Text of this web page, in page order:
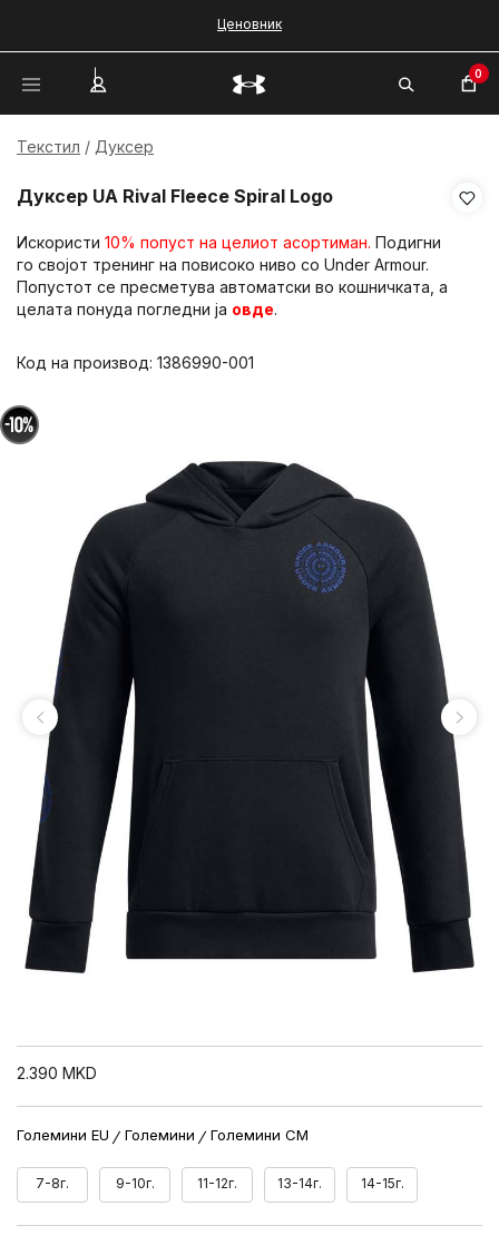
Ценовник
0
Текстил Дуксер
Дуксер UA Rival Fleece Spiral Logo
Искористи 10% попуст на целиот асортиман. Подигни
го својот тренинг на повисоко ниво со Under Armour.
Попустот се пресметува автоматски во кошничката, а
целата понуда погледни ја овде.
Код на производ: 1386990-001
2.390 MKD
Големини EU Големини Големини CM
7-8г. 9-10г. 11-12г. 13-14г. 14-15г.